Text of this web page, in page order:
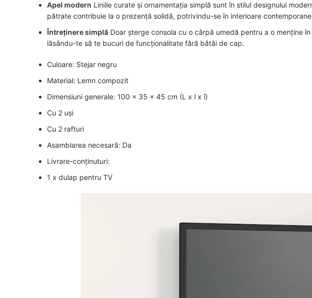
Apel modern Liniile curate și ornamentația simplă sunt în stilul designului
pătrate contribuie la o prezență solidă, potrivindu-se în interioare
Întreținere simplă Doar șterge consola cu o cârpă umedă pentru a o menține
lăsându-te să te bucuri de funcționalitate fără bătăi de cap.
Culoare: Stejar negru
Material: Lemn compozit
Dimensiuni generale: 100 x 35 x 45 cm (L x l x î)
Cu 2 uși
Cu 2 rafturi
Asamblarea necesară: Da
Livrare-conținuturi:
1 x dulap pentru TV